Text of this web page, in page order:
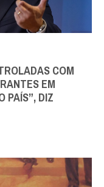
COM
EM
PAÍS”, DIZ